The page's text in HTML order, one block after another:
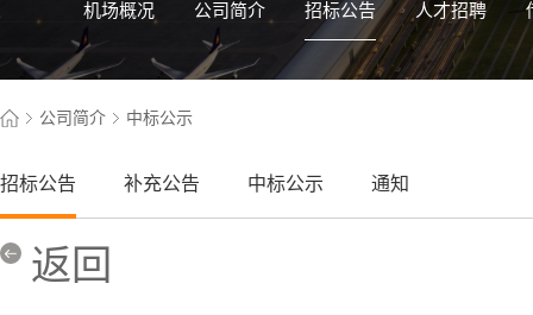
机场概况 公司简介 招标公告 人才招聘
公司简介 中标公示
招标公告 补充公告 中标公示 通知
返回